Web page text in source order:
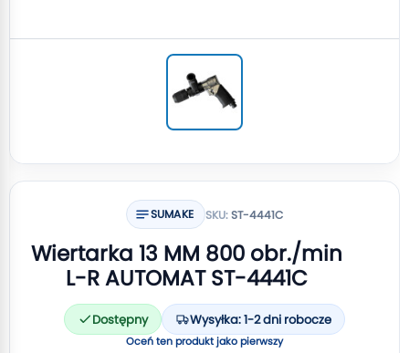
SUMAKE SKU:ST-4441C
Wiertarka 13 MM 800 obr./min
L-R AUTOMAT ST-4441C
Dostępny Wysyłka: 1-2 dni robocze
Oceń ten produkt jako pierwszy